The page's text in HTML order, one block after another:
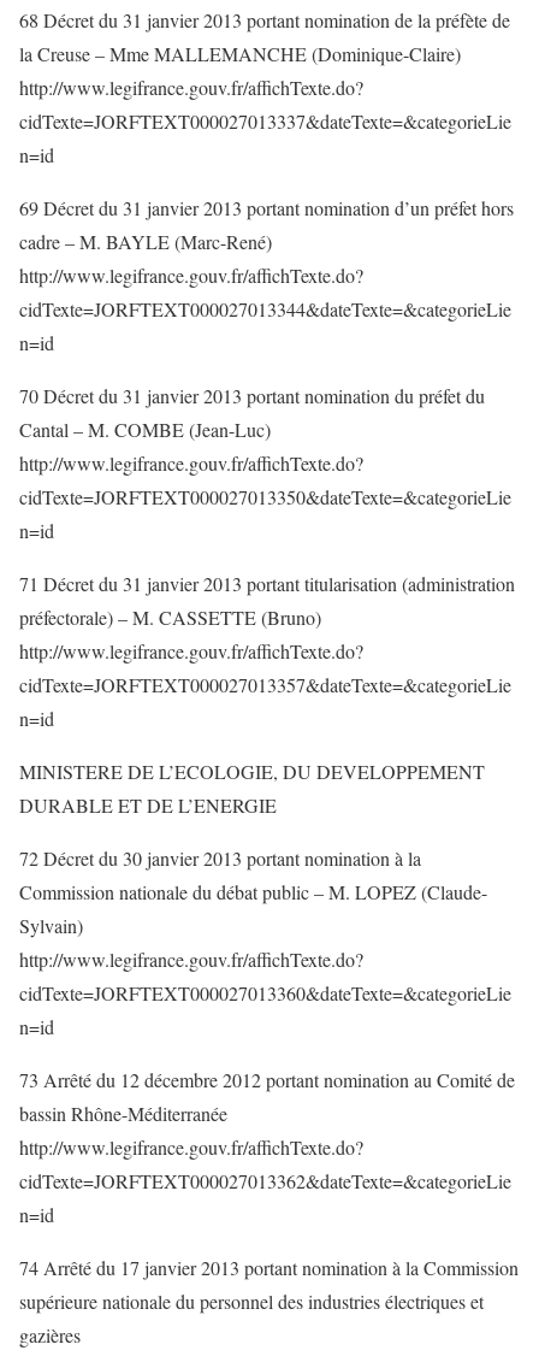
68 Décret du 31 janvier 2013 portant nomination de la préfète de
la Creuse – Mme MALLEMANCHE (Dominique-Claire)
http://www.legifrance.gouv.fr/affichTexte.do?
cidTexte=JORFTEXT000027013337&dateTexte=&categorieLie
n=id
69 Décret du 31 janvier 2013 portant nomination d’un préfet hors
cadre – M. BAYLE (Marc-René)
http://www.legifrance.gouv.fr/affichTexte.do?
cidTexte=JORFTEXT000027013344&dateTexte=&categorieLie
n=id
70 Décret du 31 janvier 2013 portant nomination du préfet du
Cantal – M. COMBE (Jean-Luc)
http://www.legifrance.gouv.fr/affichTexte.do?
cidTexte=JORFTEXT000027013350&dateTexte=&categorieLie
n=id
71 Décret du 31 janvier 2013 portant titularisation (administration
préfectorale) – M. CASSETTE (Bruno)
http://www.legifrance.gouv.fr/affichTexte.do?
cidTexte=JORFTEXT000027013357&dateTexte=&categorieLie
n=id
MINISTERE DE L’ECOLOGIE, DU DEVELOPPEMENT
DURABLE ET DE L’ENERGIE
72 Décret du 30 janvier 2013 portant nomination à la
Commission nationale du débat public – M. LOPEZ (Claude-
Sylvain)
http://www.legifrance.gouv.fr/affichTexte.do?
cidTexte=JORFTEXT000027013360&dateTexte=&categorieLie
n=id
73 Arrêté du 12 décembre 2012 portant nomination au Comité de
bassin Rhône-Méditerranée
http://www.legifrance.gouv.fr/affichTexte.do?
cidTexte=JORFTEXT000027013362&dateTexte=&categorieLie
n=id
74 Arrêté du 17 janvier 2013 portant nomination à la Commission
supérieure nationale du personnel des industries électriques et
gazières